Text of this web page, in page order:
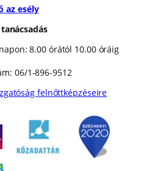
az esély
tanácsadás
8.00 órától 10.00 óráig
06/1-896-9512
felnőttképzéseire